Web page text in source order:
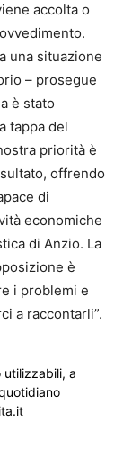
accolta o
una situazione
– prosegue
è stato
tappa del
priorità è
offrendo
di
economiche
di Anzio. La
è
i problemi e
a raccontarli”.
utilizzabili, a